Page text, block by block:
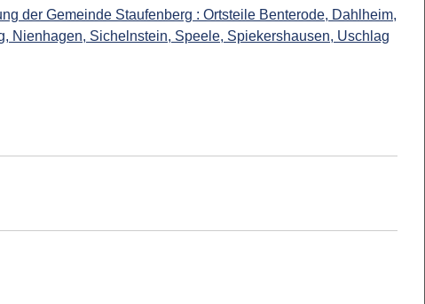
der Gemeinde Staufenberg : Ortsteile Benterode, Dahlheim,
Nienhagen, Sichelnstein, Speele, Spiekershausen, Uschlag